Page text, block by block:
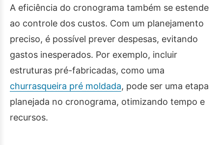
A eficiência do cronograma também se estende
ao controle dos custos. Com um planejamento
preciso, é possível prever despesas, evitando
gastos inesperados. Por exemplo, incluir
estruturas pré-fabricadas, como uma
churrasqueira pré moldada, pode ser uma etapa
planejada no cronograma, otimizando tempo e
recursos.